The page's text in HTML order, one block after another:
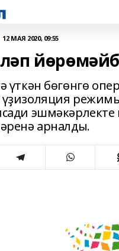
12 МАЯ 2020, 09:55
үткән бөгөнгө
эшмәкәрлекте
арналды.